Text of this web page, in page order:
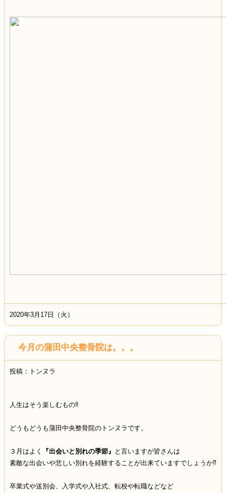
2020年3月17日（火）
今月の蒲田中央整骨院は。。。
投稿：トンヌラ
人生はそう楽しむもの‼
どうもどうも蒲田中央整骨院のトンヌラです。
３月はよく 『出会いと別れの季節』 と言いますが皆さんは
素敵な出会いや悲しい別れを経験することが出来ていますでしょうか⁇
卒業式や送別会、入学式や入社式、転校や転職などなど